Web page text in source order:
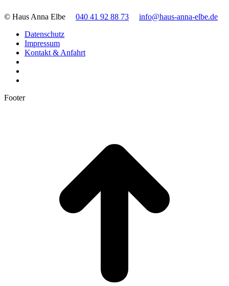
© Haus Anna Elbe 040 41 92 88 73
info@haus-anna-elbe.de
Datenschutz
Impressum
Kontakt & Anfahrt
Footer